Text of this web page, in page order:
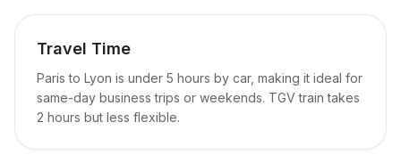
Travel Time
Paris to Lyon is under 5 hours by car, making it ideal for
same-day business trips or weekends. TGV train takes
2 hours but less flexible.